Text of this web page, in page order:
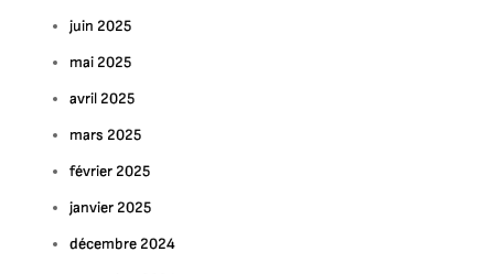
juin 2025
mai 2025
avril 2025
mars 2025
février 2025
janvier 2025
décembre 2024